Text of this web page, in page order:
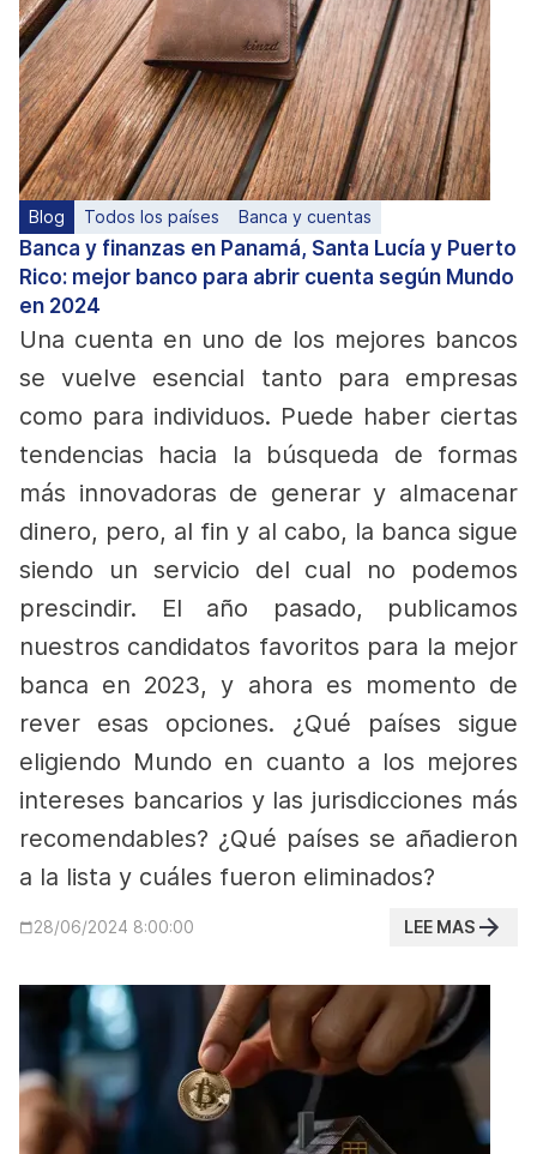
Blog Todos los países Banca y cuentas
Banca y finanzas en Panamá, Santa Lucía y Puerto
Rico: mejor banco para abrir cuenta según Mundo
en 2024
Una cuenta en uno de los mejores bancos
se vuelve esencial tanto para empresas
como para individuos. Puede haber ciertas
tendencias hacia la búsqueda de formas
más innovadoras de generar y almacenar
dinero, pero, al fin y al cabo, la banca sigue
siendo un servicio del cual no podemos
prescindir.
El año pasado, publicamos
nuestros candidatos favoritos para la mejor
banca en 2023, y ahora es momento de
rever esas opciones. ¿Qué países sigue
eligiendo Mundo en cuanto a los mejores
intereses bancarios y las jurisdicciones más
recomendables? ¿Qué países se añadieron
a la lista y cuáles fueron eliminados?
28/06/2024 8:00:00 LEE MAS